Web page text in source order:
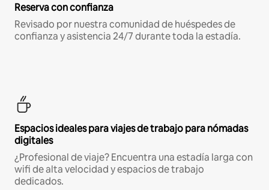
Reserva con confianza
Revisado por nuestra comunidad de huéspedes de
confianza y asistencia 24/7 durante toda la estadía.
Espacios ideales para viajes de trabajo para nómadas
digitales
¿Profesional de viaje? Encuentra una estadía larga con
wifi de alta velocidad y espacios de trabajo
dedicados.